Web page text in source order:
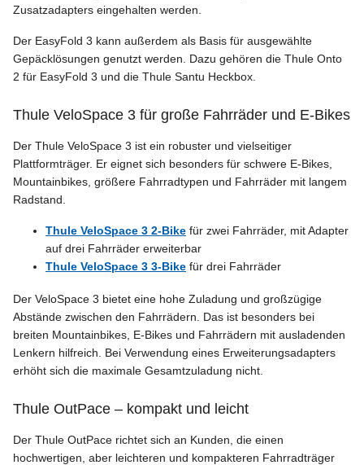
Zusatzadapters eingehalten werden.
Der EasyFold 3 kann außerdem als Basis für ausgewählte
Gepäcklösungen genutzt werden. Dazu gehören die Thule Onto
2 für EasyFold 3 und die Thule Santu Heckbox.
Thule VeloSpace 3 für große Fahrräder und E-Bikes
Der Thule VeloSpace 3 ist ein robuster und vielseitiger
Plattformträger. Er eignet sich besonders für schwere E-Bikes,
Mountainbikes, größere Fahrradtypen und Fahrräder mit langem
Radstand.
Thule VeloSpace 3 2-Bike für zwei Fahrräder, mit Adapter
auf drei Fahrräder erweiterbar
Thule VeloSpace 3 3-Bike für drei Fahrräder
Der VeloSpace 3 bietet eine hohe Zuladung und großzügige
Abstände zwischen den Fahrrädern. Das ist besonders bei
breiten Mountainbikes, E-Bikes und Fahrrädern mit ausladenden
Lenkern hilfreich. Bei Verwendung eines Erweiterungsadapters
erhöht sich die maximale Gesamtzuladung nicht.
Thule OutPace – kompakt und leicht
Der Thule OutPace richtet sich an Kunden, die einen
hochwertigen, aber leichteren und kompakteren Fahrradträger